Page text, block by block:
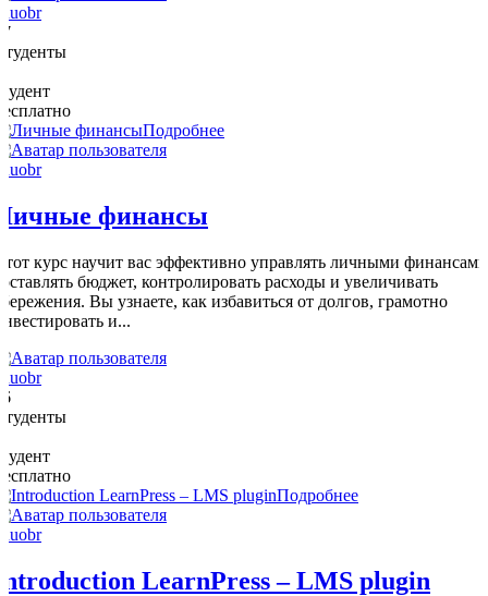
Подробнее
финансы
курс научит вас эффективно управлять личными
бюджет, контролировать расходы и увеличивать
Вы узнаете, как избавиться от долгов, грамотно
и...
Подробнее
LearnPress – LMS plugin